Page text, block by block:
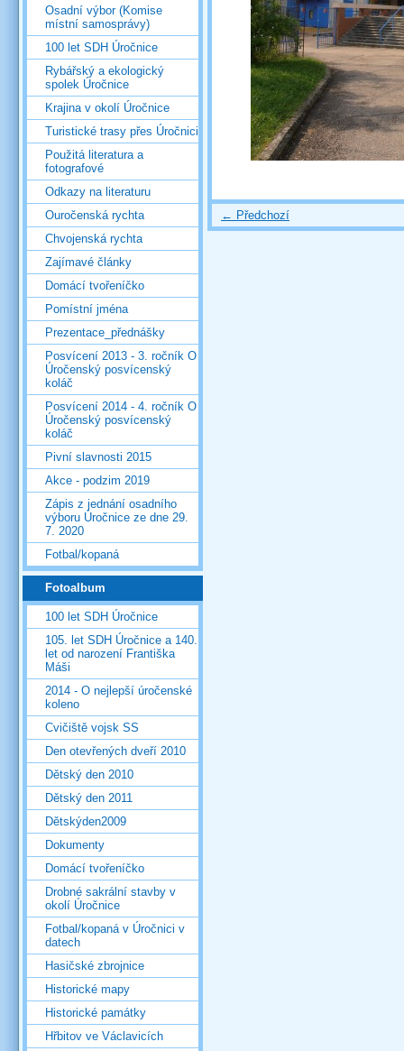
← Předchozí
Osadní výbor (Komise
místní samosprávy)
100 let SDH Úročnice
Rybářský a ekologický
spolek Úročnice
Krajina v okolí Úročnice
Turistické trasy přes Úročnici
Použitá literatura a
fotografové
Odkazy na literaturu
Ouročenská rychta
Chvojenská rychta
Zajímavé články
Domácí tvořeníčko
Pomístní jména
Prezentace_přednášky
Posvícení 2013 - 3. ročník O
Úročenský posvícenský
koláč
Posvícení 2014 - 4. ročník O
Úročenský posvícenský
koláč
Pivní slavnosti 2015
Akce - podzim 2019
Zápis z jednání osadního
výboru Úročnice ze dne 29.
7. 2020
Fotbal/kopaná
Fotoalbum
100 let SDH Úročnice
105. let SDH Úročnice a 140.
let od narození Františka
Máši
2014 - O nejlepší úročenské
koleno
Cvičiště vojsk SS
Den otevřených dveří 2010
Dětský den 2010
Dětský den 2011
Dětskýden2009
Dokumenty
Domácí tvořeníčko
Drobné sakrální stavby v
okolí Úročnice
Fotbal/kopaná v Úročnici v
datech
Hasičské zbrojnice
Historické mapy
Historické památky
Hřbitov ve Václavicích